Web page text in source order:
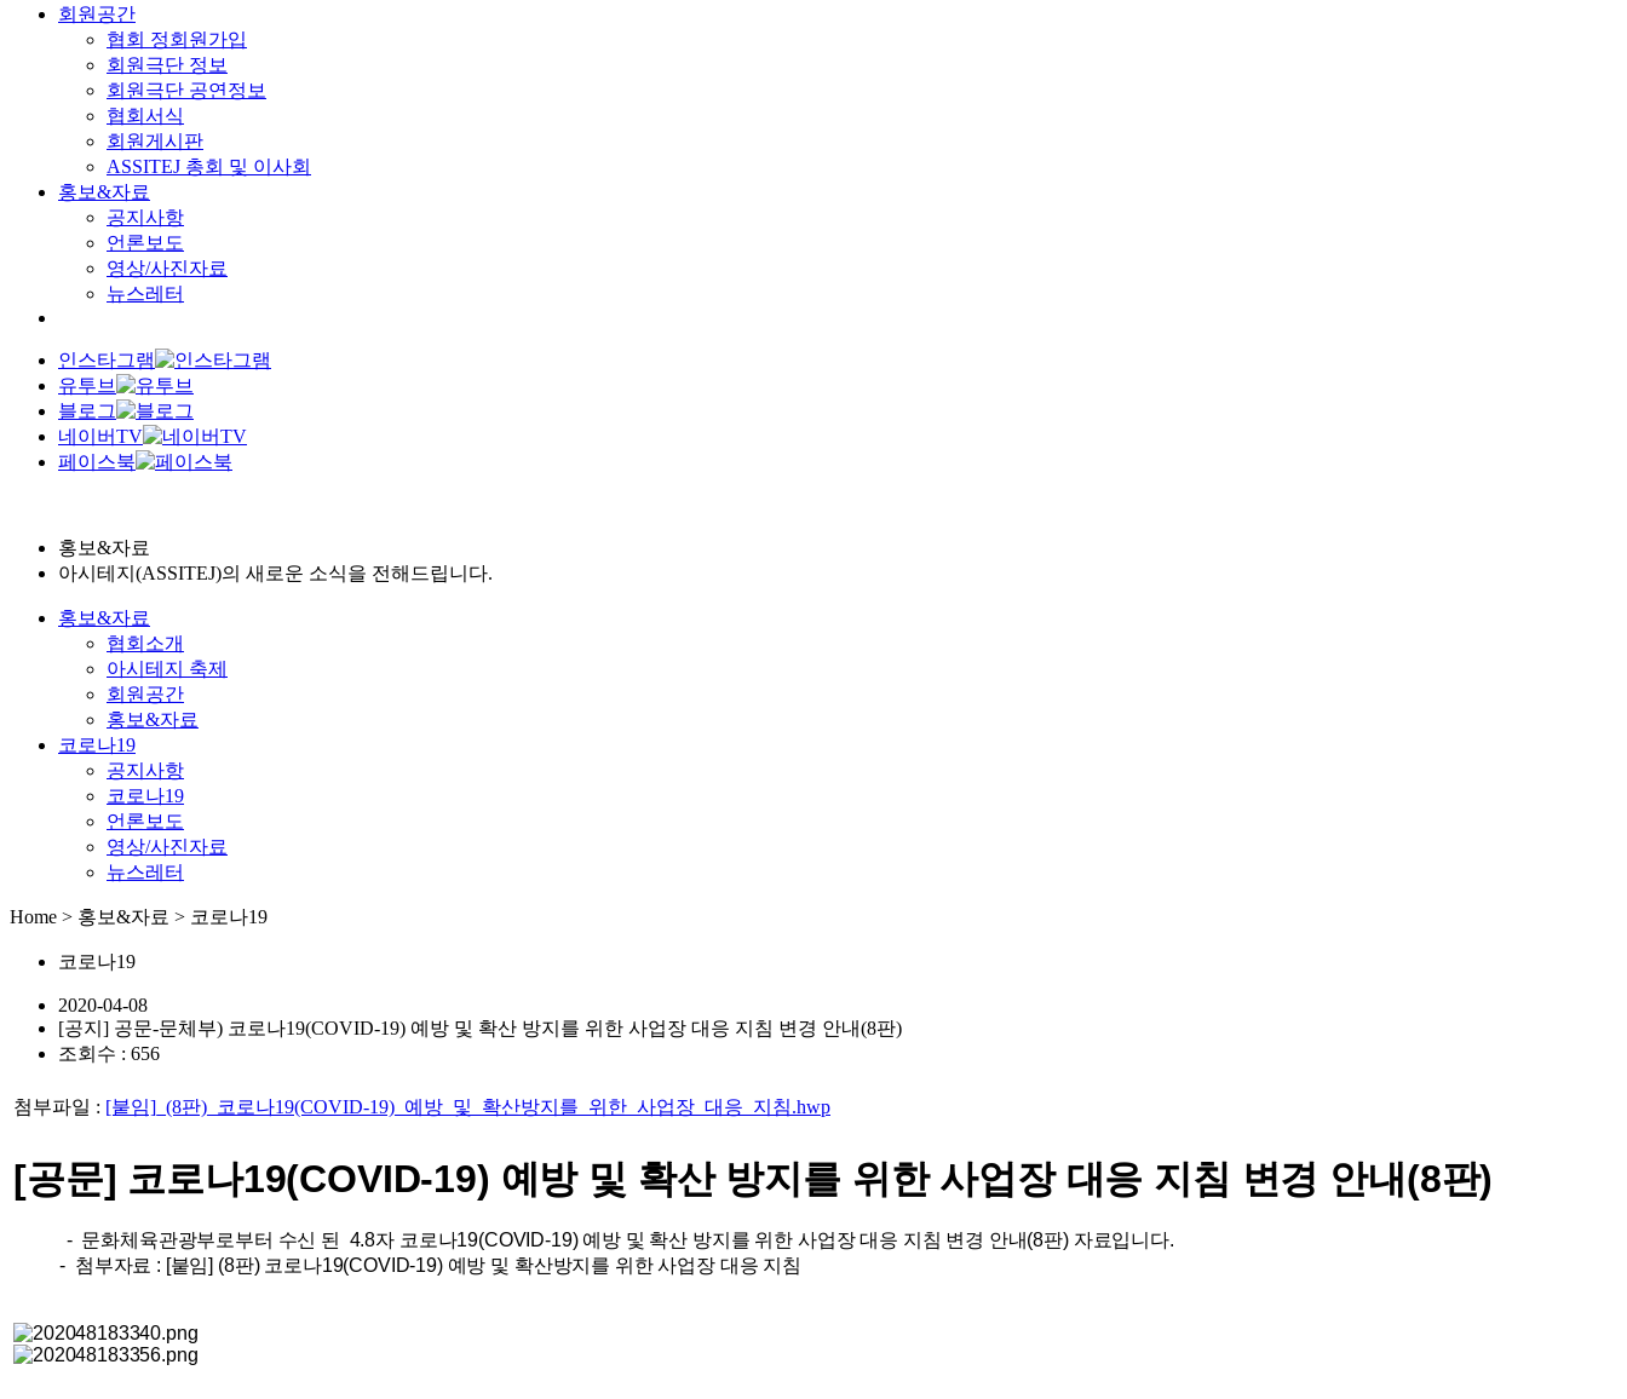
회원공간
협회 정회원가입
회원극단 정보
회원극단 공연정보
협회서식
회원게시판
ASSITEJ 총회 및 이사회
홍보&자료
공지사항
언론보도
영상/사진자료
뉴스레터
인스타그램
유투브
블로그
네이버TV
페이스북
홍보&자료
아시테지(ASSITEJ)의 새로운 소식을 전해드립니다.
홍보&자료
협회소개
아시테지 축제
회원공간
홍보&자료
코로나19
공지사항
코로나19
언론보도
영상/사진자료
뉴스레터
Home > 홍보&자료 > 코로나19
코로나19
2020-04-08
[공지] 공문-문체부) 코로나19(COVID-19) 예방 및 확산 방지를 위한 사업장 대응 지침 변경 안내(8판)
조회수 : 656
첨부파일 : [붙임]_(8판)_코로나19(COVID-19)_예방_및_확산방지를_위한_사업장_대응_지침.hwp
[공문]​ 코로나19(COVID-19) 예방 및 확산 방지를 위한 사업장 대응 지침 변경 안내(8판)
- 문화체육관광부로부터 수신 된 4.8자 코로나19(COVID-19) 예방 및 확산 방지를 위한 사업장 대응 지침 변경 안내(8판) 자료입니다.
- 첨부자료 : [붙임] (8판) 코로나19(COVID-19) 예방 및 확산방지를 위한 사업장 대응 지침